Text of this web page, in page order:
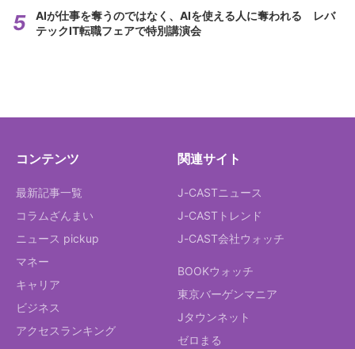
AIが仕事を奪うのではなく、AIを使える人に奪われる レバ
テックIT転職フェアで特別講演会
コンテンツ
最新記事一覧
コラムざんまい
ニュース pickup
マネー
キャリア
ビジネス
アクセスランキング
関連サイト
J-CASTニュース
J-CASTトレンド
J-CAST会社ウォッチ
BOOKウォッチ
東京バーゲンマニア
Jタウンネット
ゼロまる